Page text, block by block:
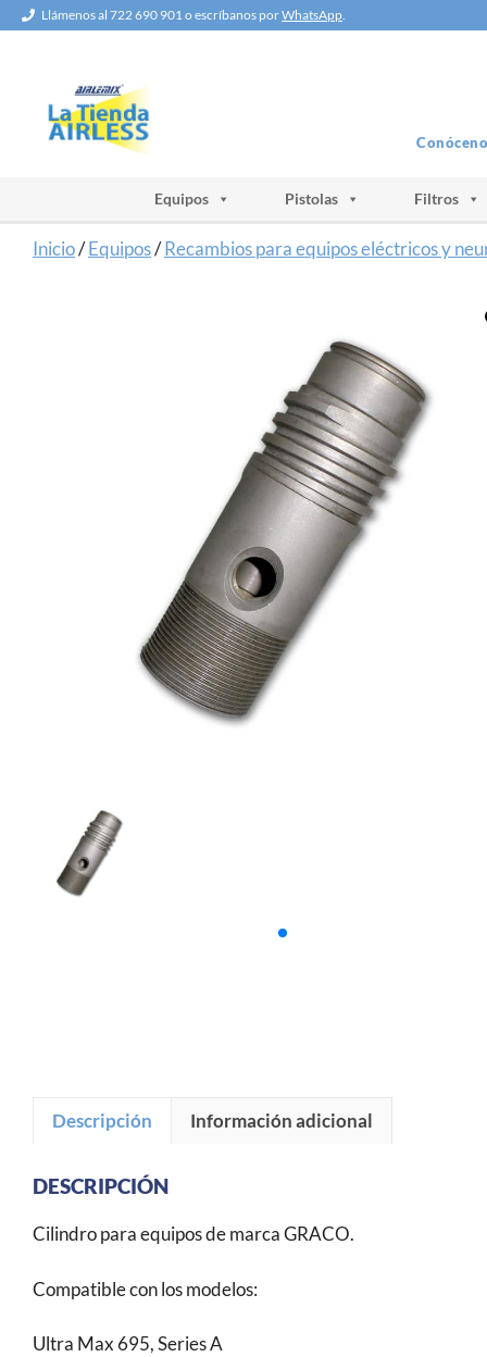
SaltarLlámenos al 722 690 901 o escríbanos porWhatsApp.
Equipos Pistolas Filtros
Inicio/Equipos/Recambios para equipos eléctricos y
Descripción Información adicional
DESCRIPCIÓN
Cilindro para equipos de marca GRACO.
Compatible con los modelos:
Ultra Max 695, Series A